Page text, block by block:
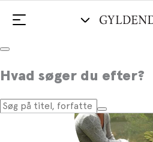
Hvad søger du efter?